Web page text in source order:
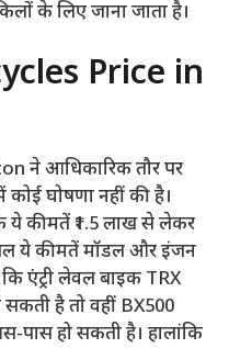
के लिए जाना जाता है।
Price in
ने आधिकारिक तौर पर
कोई घोषणा नहीं की है।
ये कीमतें ₹1.5 लाख से लेकर
ये कीमतें मॉडल और इंजन
एंट्री लेवल बाइक TRX
है तो वहीं BX500
पास हो सकती है। हालांकि